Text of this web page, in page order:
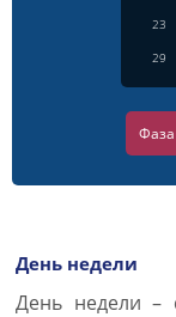
23
29
День недели
День недели –